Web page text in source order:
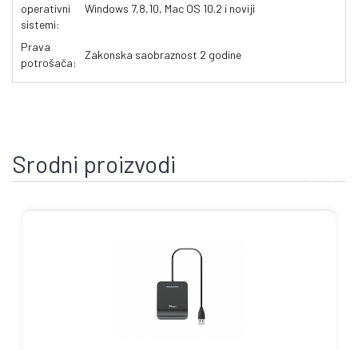
operativni
sistemi:
Windows 7,8,10, Mac OS 10.2 i noviji
Prava
potrošača:
Zakonska saobraznost 2 godine
Srodni proizvodi